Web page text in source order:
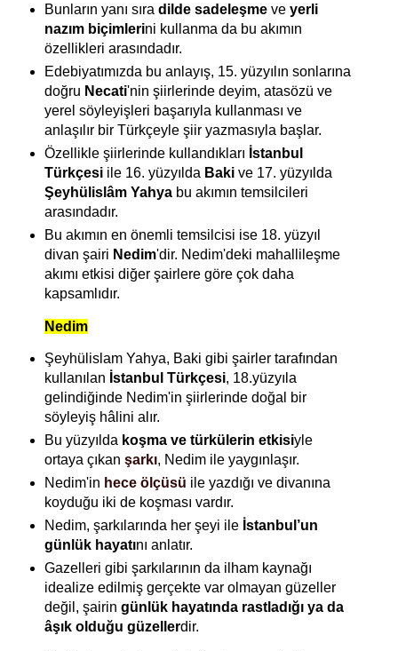
Bunların yanı sıra dilde sadeleşmeve yerli
nazım biçimlerini kullanma da bu akımın
özellikleri arasındadır.
Edebiyatımızda bu anlayış, 15. yüzyılın sonlarına
doğru Necati'nin şiirlerinde deyim, atasözü ve
yerel söyleyişleri başarıyla kullanması ve
anlaşılır bir Türkçeyle şiir yazmasıyla başlar.
Özellikle şiirlerinde kullandıkları İstanbul
Türkçesiile 16. yüzyılda Bakive 17. yüzyılda
Şeyhülislâm Yahyabu akımın temsilcileri
arasındadır.
Bu akımın en önemli temsilcisi ise 18. yüzyıl
divan şairi Nedim'dir. Nedim'deki mahallileşme
akımı etkisi diğer şairlere göre çok daha
kapsamlıdır.
Nedim
Şeyhülislam Yahya, Baki gibi şairler tarafından
kullanılan İstanbul Türkçesi, 18.yüzyıla
gelindiğinde Nedim'in şiirlerinde doğal bir
söyleyiş hâlini alır.
Bu yüzyılda koşma ve türkülerin etkisiyle
ortaya çıkan şarkı, Nedim ile yaygınlaşır.
Nedim'in hece ölçüsü ile yazdığı ve divanına
koyduğu iki de koşması vardır.
Nedim, şarkılarında her şeyi ile İstanbul’un
günlük hayatını anlatır.
Gazelleri gibi şarkılarının da ilham kaynağı
idealize edilmiş gerçekte var olmayan güzeller
değil, şairin günlük hayatında rastladığı ya da
âşık olduğu güzellerdir.